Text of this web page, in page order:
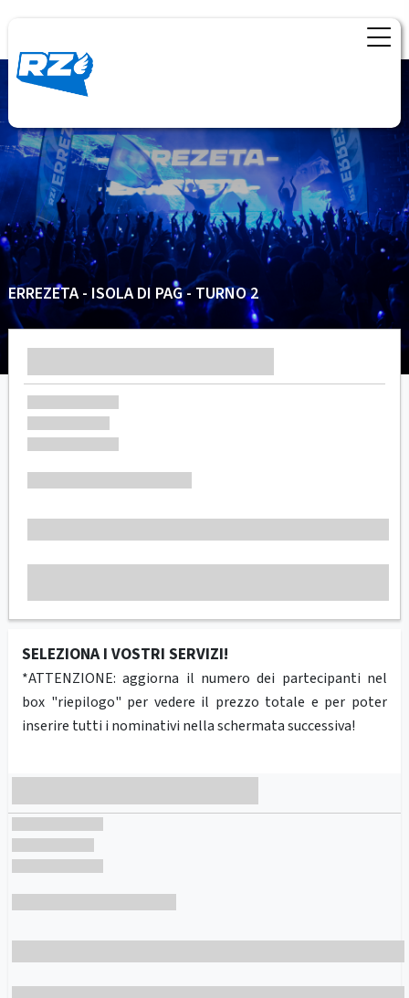
ERREZETA - ISOLA DI PAG - TURNO 2
SELEZIONA I VOSTRI SERVIZI!
*ATTENZIONE: aggiorna il numero dei partecipanti nel
box "riepilogo" per vedere il prezzo totale e per poter
inserire tutti i nominativi nella schermata successiva!